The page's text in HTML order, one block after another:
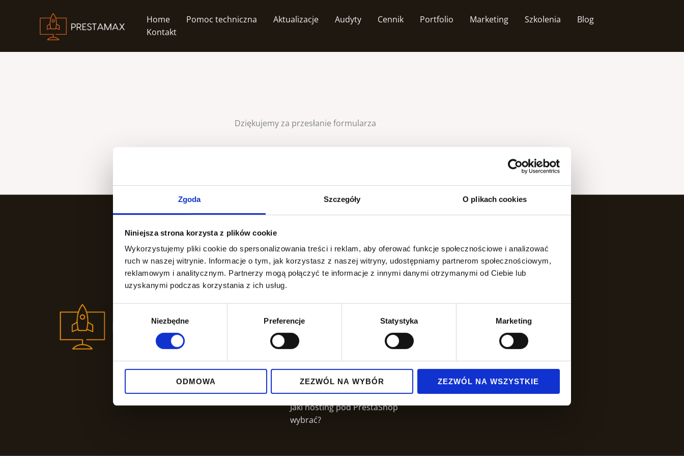
Zgoda Szczegóły O plikach cookies
Niniejsza strona korzysta z plików cookie
Wykorzystujemy pliki cookie do spersonalizowania treści i reklam, aby oferować funkcje społecznościowe i analizować
ruch w naszej witrynie. Informacje o tym, jak korzystasz z naszej witryny, udostępniamy partnerom społecznościowym,
reklamowym i analitycznym. Partnerzy mogą połączyć te informacje z innymi danymi otrzymanymi od Ciebie lub
uzyskanymi podczas korzystania z ich usług.
Niezbędne Preferencje Statystyka Marketing
ODMOWA ZEZWÓL NA WYBÓR ZEZWÓL NA WSZYSTKIE
Home Pomoc techniczna Aktualizacje Audyty Cennik Portfolio Marketing Szkolenia
Blog
Kontakt
Dziękujemy za przesłanie formularza
Co to jest PrestaShop?
Kompleksowy przewodnik dla
internetowych
PrestaShop czy Shoper – którą
platformę wybrać?
Aktualizacja PrestaShop – Jak
sklepu internetowego
Ile kosztuje sklep internetowy
na PrestaShop?
Jaki hosting pod PrestaShop
wybrać?
Wiedza
Kontakt
prywatności